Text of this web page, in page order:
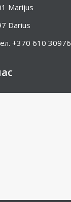
Marijus
Darius
+370 610 30976